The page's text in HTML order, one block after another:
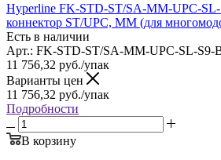
Hyperline FK-STD-ST/SA-MM-UPC-
коннектор ST/UPC, MM (для
Есть в наличии
Арт.: FK-STD-ST/SA-MM-UPC-SL-S9-
11 756,32 руб./упак
Варианты цен
11 756,32 руб./упак
Подробности
В корзину